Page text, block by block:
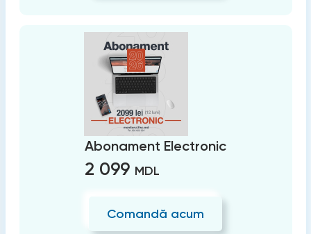
Abonament Electronic
2 099 MDL
Comandă acum